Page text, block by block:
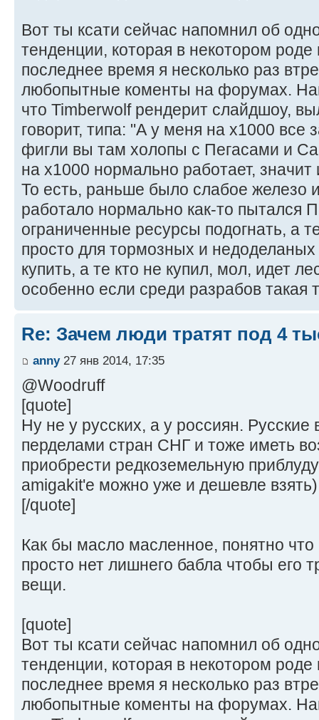
Вот ты ксати сейчас напомнил об
тенденции, которая в некотором
последнее время я несколько раз
любопытные коменты на форумах.
что Timberwolf рендерит слайдшоу,
говорит, типа: "А у меня на x1000 все
фигли вы там холопы с Пегасами и
на x1000 нормально работает, значит
То есть, раньше было слабое железо
работало нормально как-то пытался
ограниченные ресурсы подогнать, а
просто для тормозных и
купить, а те кто не купил, мол, идет
особенно если среди разрабов такая
Re: Зачем люди тратят под 4
anny27 янв 2014, 17:35
@Woodruff
[quote]
Ну не у русских, а у россиян. Русские
перделами стран СНГ и тоже иметь
приобрести редкоземельную
amigakit'е можно уже и дешевле
[/quote]
Как бы масло масленное, понятно что
просто нет лишнего бабла чтобы его
вещи.
[quote]
Вот ты ксати сейчас напомнил об
тенденции, которая в некотором
последнее время я несколько раз
любопытные коменты на форумах.